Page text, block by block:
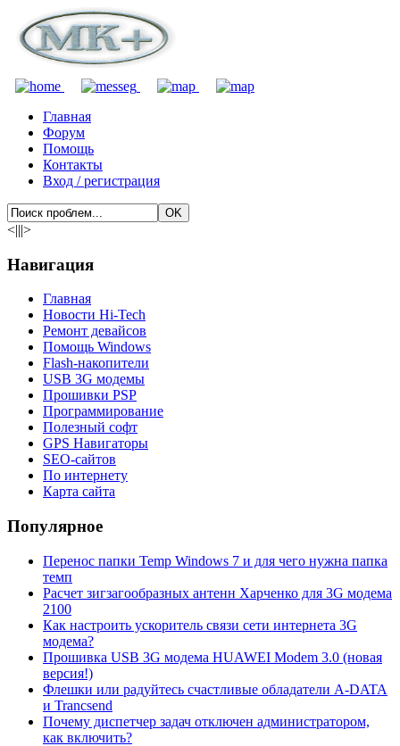
Главная
Форум
Помощь
Контакты
Вход / регистрация
<|||>
Навигация
Главная
Новости Hi-Tech
Ремонт девайсов
Помощь Windows
Flash-накопители
USB 3G модемы
Прошивки PSP
Программирование
Полезный софт
GPS Навигаторы
SEO-сайтов
По интернету
Карта сайта
Популярное
Перенос папки Temp Windows 7 и для чего нужна папка
темп
Расчет зигзагообразных антенн Харченко для 3G модема
2100
Как настроить ускоритель связи сети интернета 3G
модема?
Прошивка USB 3G модема HUAWEI Modem 3.0 (новая
версия!)
Флешки или радуйтесь счастливые обладатели A-DATA
и Trancsend
Почему диспетчер задач отключен администратором,
как включить?